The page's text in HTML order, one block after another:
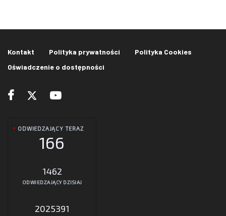
Kontakt Polityka prywatności
Polityka Cookies
Oświadczenie o dostępności
ODWIEDZAJĄCY TERAZ
166
1462
ODWIEDZAJĄCY DZISIAJ
2025391